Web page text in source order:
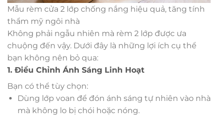
Mẫu rèm cửa 2 lớp chống nắng hiệu quả, tăng tính
thẩm mỹ ngôi nhà
Không phải ngẫu nhiên mà rèm 2 lớp được ưa
chuộng đến vậy. Dưới đây là những lợi ích cụ thể
bạn không nên bỏ qua:
1. Điều Chỉnh Ánh Sáng Linh Hoạt
Bạn có thể tùy chọn:
Dùng lớp voan để đón ánh sáng tự nhiên vào nhà
mà không lo bị chói hoặc nóng.